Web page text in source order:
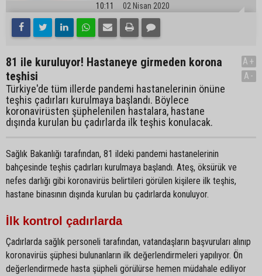
10:11 02 Nisan 2020
81 ile kuruluyor! Hastaneye girmeden korona
teşhisi
Türkiye'de tüm illerde pandemi hastanelerinin önüne
teşhis çadırları kurulmaya başlandı. Böylece
koronavirüsten şüphelenilen hastalara, hastane
dışında kurulan bu çadırlarda ilk teşhis konulacak.
A+
A-
Sağlık Bakanlığı tarafından, 81 ildeki pandemi hastanelerinin
bahçesinde teşhis çadırları kurulmaya başlandı. Ateş, öksürük ve
nefes darlığı gibi koronavirüs belirtileri görülen kişilere ilk teşhis,
hastane binasının dışında kurulan bu çadırlarda konuluyor.
İlk kontrol çadırlarda
Çadırlarda sağlık personeli tarafından, vatandaşların başvuruları alınıp
koronavirüs şüphesi bulunanların ilk değerlendirmeleri yapılıyor. Ön
değerlendirmede hasta şüpheli görülürse hemen müdahale ediliyor